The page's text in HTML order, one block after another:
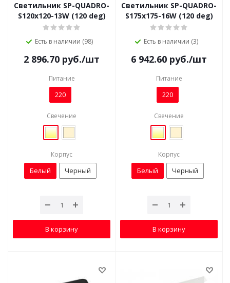
Светильник SP-QUADRO-
S120x120-13W (120 deg)
Есть в наличии (98)
2 896.70 руб./шт
Питание
220
Свечение
Корпус
Белый Черный
В корзину
Светильник SP-QUADRO-
S175x175-16W (120 deg)
Есть в наличии (3)
6 942.60 руб./шт
Питание
220
Свечение
Корпус
Белый Черный
В корзину